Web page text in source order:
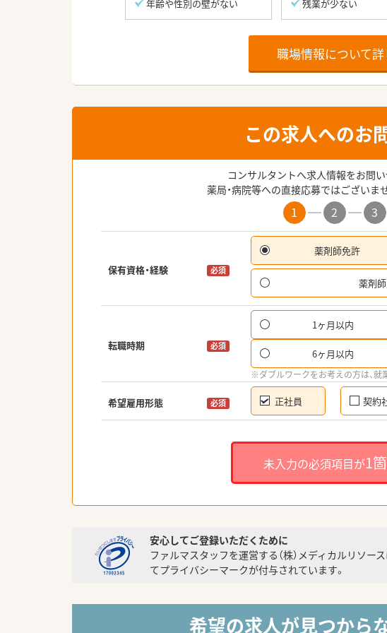
年齢や性別の壁がない
残業が少ない
職場情報について詳
この求人へのお
コンサルタントへ求人情報をお問い
薬局・病院等への直接応募ではございま
1 2 3
保有資格・経験 必須
薬剤師免許
薬剤師
転職時期 必須
1ヶ月以内
6ヶ月以内
※ダブルワークをお考えの方は、
希望雇用形態 必須 正社員 契約
未入力の必須項目が1
安心してご登録いただくために
ファルマスタッフを運営する（株）メディカルリソ
てプライバシーマークが付与されています。
希望の求人が見つから